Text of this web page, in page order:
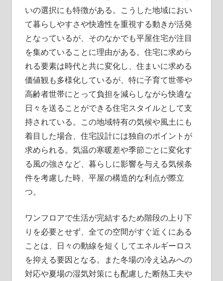
いの選択にも特徴がある。 こうした地域におい
て暮らしやすさや快適性を重視する動きが活発
となっているが、そのなかでも平屋住宅が注目
を集めていることに理由がある。住宅に求めら
れる要素は時代と共に変化し、住まいに求める
価値観も多様化しているが、特に子育て世帯や
高齢者世帯にとって負担を減らしながら快適な
日々を送ることができる住宅スタイルとして支
持されている。この地域特有の気候や風土にも
着目した場合、住宅設計には独自のポイントが
求められる。気温の寒暖差や季節ごとに変化す
る風の強さなど、暮らしに影響を与える気候条
件を考慮した時、平屋の構造的な利点が際立
つ。
ワンフロアで生活が完結するため階段の上り下
りを必要とせず、全ての空間がすぐ近くにある
ことは、日々の動線を短くしてエネルギーロス
を抑える要因となる。また冬場の冷え込みへの
対応や夏場の湿気対策にも配慮した断熱工夫や